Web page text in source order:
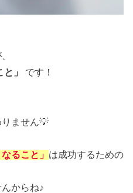
」 です！
ません💡
ること」 は成功するための
からね♪